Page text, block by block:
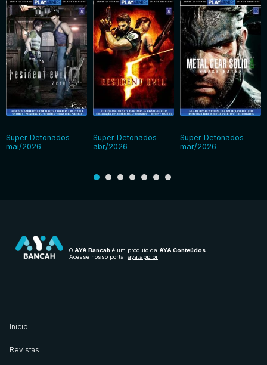
Super Detonados -
mai/2026
Super Detonados -
abr/2026
Super Detonados -
mar/2026
O AYA Bancah é um produto da AYA Conteúdos.
Acesse nosso portal aya.app.br
Início
Revistas